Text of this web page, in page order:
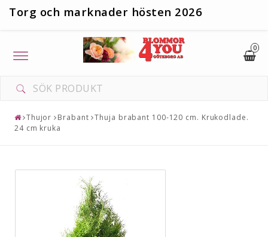
Torg och marknader hösten 2026
0
Toggle
navigation
Thujor Brabant
Thuja brabant 100-120 cm. Krukodlade.
24 cm kruka